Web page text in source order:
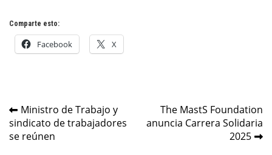
Comparte esto:
Facebook X
Navegación
de
Ministro de Trabajo y
sindicato de trabajadores
se reúnen
The MastS Foundation
anuncia Carrera Solidaria
2025